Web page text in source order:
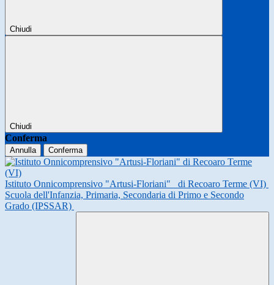
Chiudi
Chiudi
Conferma
Annulla Conferma
Istituto Onnicomprensivo "Artusi-Floriani"
di Recoaro Terme (VI)
Scuola dell'Infanzia, Primaria, Secondaria di Primo e Secondo
Grado (IPSSAR)